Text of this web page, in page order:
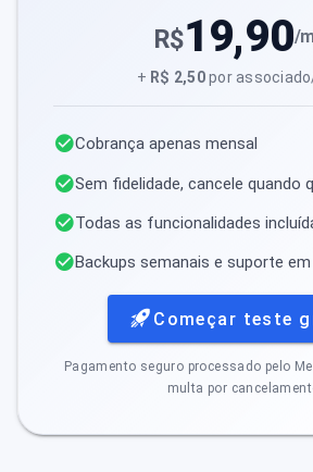
R$19,90/
+ R$ 2,50por
Cobrança apenas mensal
Sem fidelidade, cancele quando
Todas as funcionalidades
Backups semanais e suporte
Começar teste
Pagamento seguro processado pelo
multa por